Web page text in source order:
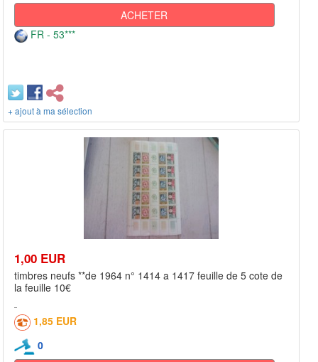
ACHETER
FR - 53***
+ ajout à ma sélection
1,00 EUR
timbres neufs **de 1964 n° 1414 a 1417 feuille de 5 cote de
la feuille 10€
1,85 EUR
0